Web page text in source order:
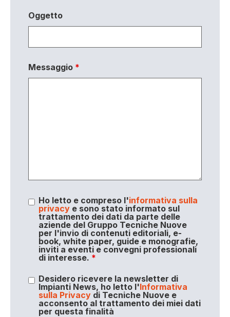
Oggetto
Messaggio *
Ho letto e compreso l'informativa sulla
privacye sono stato informato sul
trattamento dei dati da parte delle
aziende del Gruppo Tecniche Nuove
per l'invio di contenuti editoriali, e-
book, white paper, guide e monografie,
inviti a eventi e convegni professionali
di interesse. *
Desidero ricevere la newsletter di
Impianti News, ho letto l'Informativa
sulla Privacydi Tecniche Nuove e
acconsento al trattamento dei miei dati
per questa finalità